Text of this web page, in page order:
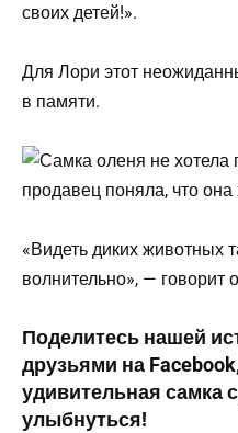
своих детей!».
Для Лори этот
в памяти.
«Видеть диких животных
волнительно», — говорит
Поделитесь нашей
друзьями на
удивительная самка
улыбнуться!